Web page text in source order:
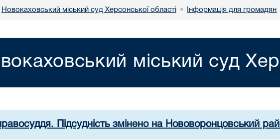
Новокаховський міський суд Херсонської області • Інформація для громадян
міський суд
Підсудність змінено на Нововоронцовський